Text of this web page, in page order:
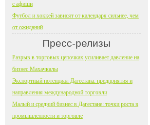
с афиши
Футбол и хоккей зависят от календаря сильнее, чем
от ожиданий
Пресс-релизы
Разрыв в торговых цепочках усиливает давление на
бизнес Махачкалы
Экспортный потенциал Дагестана: предприятия и
направления международной торговли
Малый и средний бизнес в Дагестане: точки роста в
промышленности и торговле